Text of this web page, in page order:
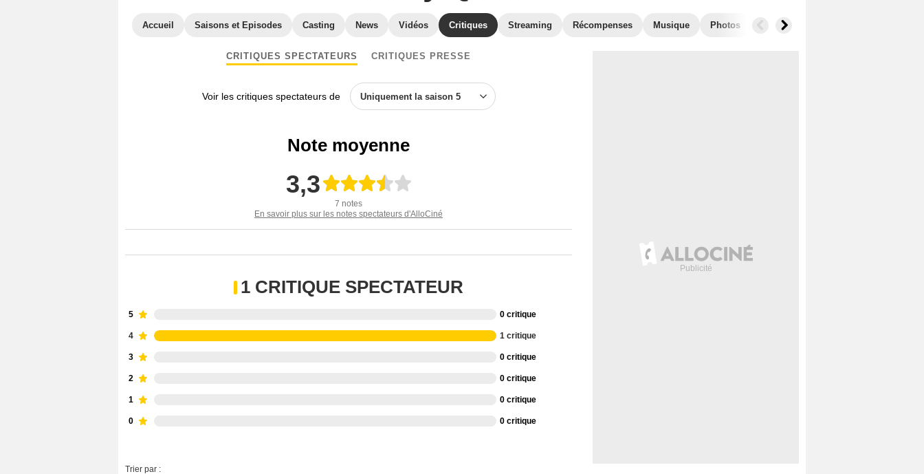
Accueil Saisons et Episodes Casting News Vidéos Critiques Streaming Récompenses Musique Photos Séries similaires
CRITIQUES SPECTATEURS CRITIQUES PRESSE
Voir les critiques spectateurs de Uniquement la saison 5
Note moyenne
3,3
7 notes
En savoir plus sur les notes spectateurs d'AlloCiné
1 CRITIQUE SPECTATEUR
5 0 critique
4 1 critique
3 0 critique
2 0 critique
1 0 critique
0 0 critique
Trier par :